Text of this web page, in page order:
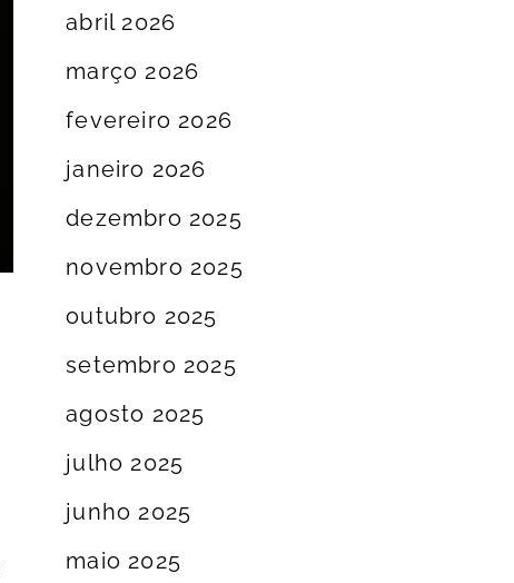
abril 2026
março 2026
fevereiro 2026
janeiro 2026
dezembro 2025
novembro 2025
outubro 2025
setembro 2025
agosto 2025
julho 2025
junho 2025
maio 2025